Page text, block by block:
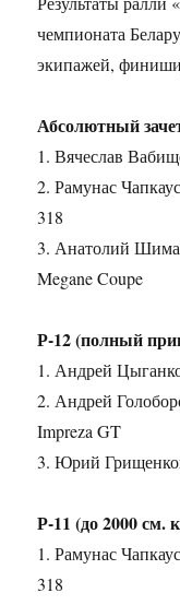
чемпионата
экипажей,
Абсолютный
1. Вячеслав
2. Рамунас
318
3. Анатолий
Megane Coupe
Р-12 (полный
1. Андрей
2. Андрей
Impreza GT
3. Юрий
Р-11 (до 2000 см.
1. Рамунас
318